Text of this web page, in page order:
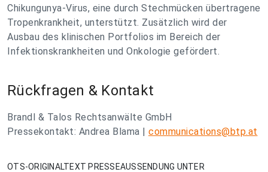
Chikungunya-Virus, eine durch Stechmücken übertragene
Tropenkrankheit, unterstützt. Zusätzlich wird der
Ausbau des klinischen Portfolios im Bereich der
Infektionskrankheiten und Onkologie gefördert.
Rückfragen & Kontakt
Brandl & Talos Rechtsanwälte GmbH
Pressekontakt: Andrea Blama | communications@btp.at
OTS-ORIGINALTEXT PRESSEAUSSENDUNG UNTER